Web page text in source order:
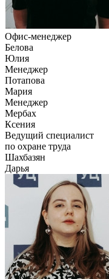
Офис-менеджер
Белова
Юлия
Менеджер
Потапова
Мария
Менеджер
Мербах
Ксения
Ведущий специалист
по охране труда
Шахбазян
Дарья